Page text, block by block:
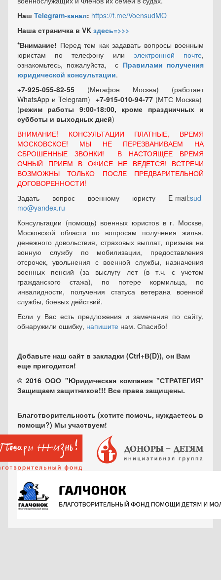
Наш Telegram-канал: https://t.me/VoensudMO
Наша страничка в VK здесь=>>>
*Внимание! Перед тем как задавать вопросы военным
юристам по телефону или электронной почте,
ознакомьтесь, пожалуйста, с Правилами получения
юридической консультации.
+7-925-055-82-55 (Мегафон Москва) (работает
WhatsApp и Telegram) +7-915-010-94-77 (МТС Москва)
(режим работы 9:00-18:00, кроме праздничных и
субботы и выходных дней)
ВНИМАНИЕ! КОНСУЛЬТАЦИИ ПЛАТНЫЕ, ВРЕМЯ
МОСКОВСКОЕ! МЫ НЕ ПЕРЕЗВАНИВАЕМ НА
СБРОШЕННЫЕ ЗВОНКИ! В НАСТОЯЩЕЕ ВРЕМЯ
ОЧНЫЙ ПРИЕМ В ОФИСЕ НЕ ВЕДЕТСЯ! ВСТРЕЧИ
ВОЗМОЖНЫ ТОЛЬКО ПОСЛЕ ПРЕДВАРИТЕЛЬНОЙ
ДОГОВОРЕННОСТИ!
Задать вопрос военному юристу E-mail:sud-
mo@yandex.ru
Консультации (помощь) военных юристов в г. Москве,
Московской области по вопросам получения жилья,
денежного довольствия, страховых выплат, призыва на
вонную службу по мобилизации, предоставления
отсрочек, увольнения с военной службы, назначения
военных пенсий (за выслугу лет (в т.ч. с учетом
гражданского стажа), по потере кормильца, по
инвалидности, получения статуса ветерана военной
службы, боевых действий.
Если у Вас есть предложения и замечания по сайту,
обнаружили ошибку, напишите нам. Спасибо!
Добавьте наш сайт в закладки (Ctrl+В(D)), он Вам
еще пригодится!
© 2016 ООО "Юридическая компания "СТРАТЕГИЯ"
Защищаем защитников!!! Все права защищены.
Благотворительность (хотите помочь, нуждаетесь в
помощи?) Мы участвуем!